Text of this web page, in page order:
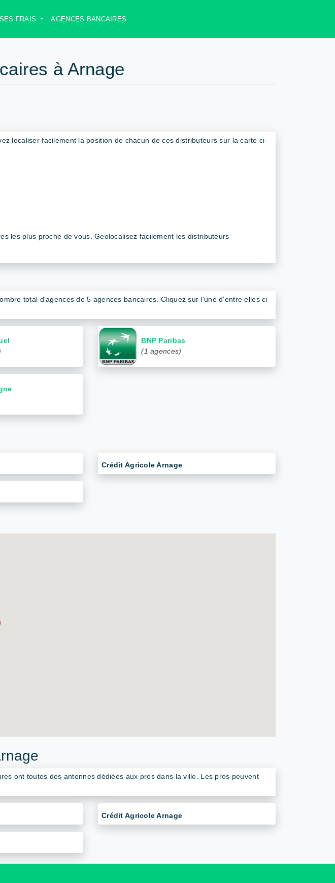
FRAIS AGENCES BANCAIRES
à Arnage
localiser facilement la position de chacun de ces distributeurs sur la carte ci-
les plus proche de vous. Geolocalisez facilement les distributeurs
total d'agences de 5 agences bancaires. Cliquez sur l'une d'entre elles ci
BNP Paribas
(1 agences)
Crédit Agricole Arnage
ont toutes des antennes dédiées aux pros dans la ville. Les pros peuvent
Crédit Agricole Arnage